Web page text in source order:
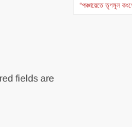
“পঞ্চায়েতে তৃণমূল
fields are